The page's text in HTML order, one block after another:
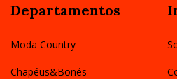
Departamentos
Moda Country
Chapéus&Bonés